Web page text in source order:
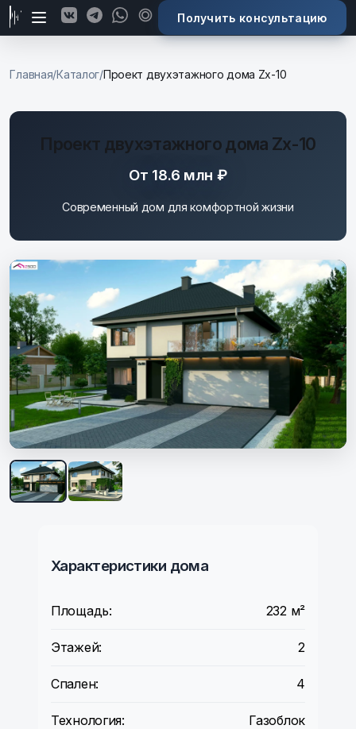
Получить консультацию
Главная/Каталог/Проект двухэтажного дома Zx-10
Проект двухэтажного дома Zx-10
От 18.6 млн ₽
Современный дом для комфортной жизни
Характеристики дома
Площадь: 232 м²
Этажей: 2
Спален: 4
Технология: Газоблок